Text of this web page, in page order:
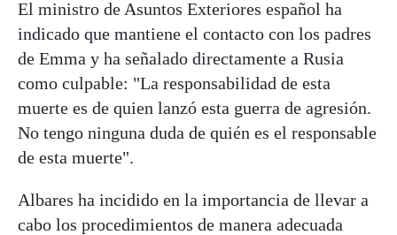
El ministro de Asuntos Exteriores español ha
indicado que mantiene el contacto con los padres
de Emma y ha señalado directamente a Rusia
como culpable: "La responsabilidad de esta
muerte es de quien lanzó esta guerra de agresión.
No tengo ninguna duda de quién es el responsable
de esta muerte".
Albares ha incidido en la importancia de llevar a
cabo los procedimientos de manera adecuada